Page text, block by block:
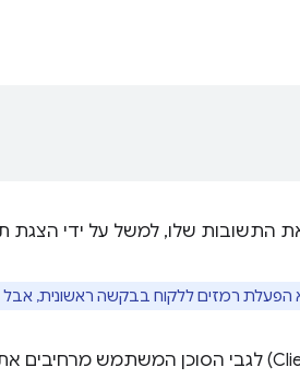
התשובות שלו, למשל על ידי הצגת
הפעלת רמזים ללקוח בבקשה ראשונית, אבל